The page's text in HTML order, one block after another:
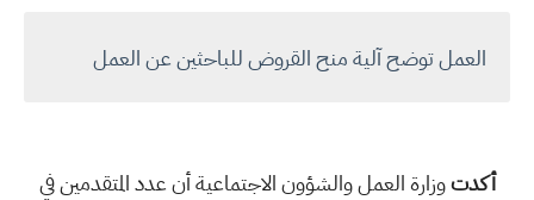
العمل توضح آلية منح القروض للباحثين عن العمل
أكدتوزارة العمل والشؤون الاجتماعية أن عدد المتقدمين في